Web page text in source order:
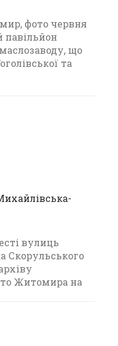
фото червня
павільйон
що
та
вулиць
Скорульського
Житомира на